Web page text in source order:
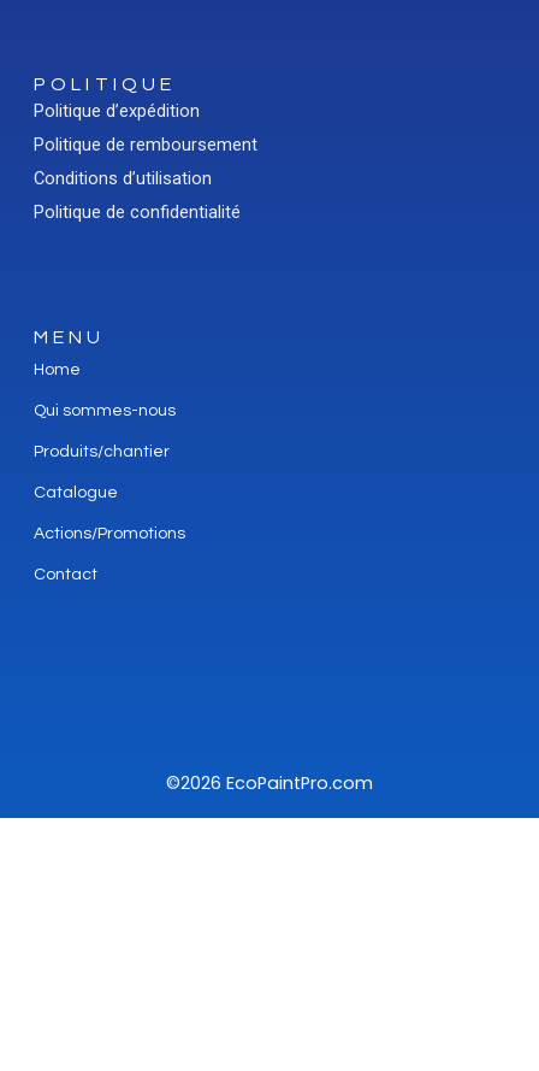
POLITIQUE
Politique d’expédition
Politique de remboursement
Conditions d’utilisation
Politique de confidentialité
MENU
Home
Qui sommes-nous
Produits/chantier
Catalogue
Actions/Promotions
Contact
©2026 EcoPaintPro.com